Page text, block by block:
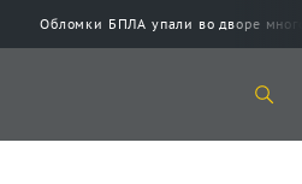
Обломки БПЛА упали во дворе